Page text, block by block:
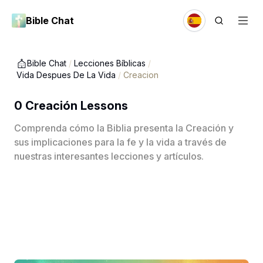
Bible Chat
Bible Chat / Lecciones Bíblicas /
Vida Despues De La Vida / Creacion
0 Creación Lessons
Comprenda cómo la Biblia presenta la Creación y
sus implicaciones para la fe y la vida a través de
nuestras interesantes lecciones y artículos.